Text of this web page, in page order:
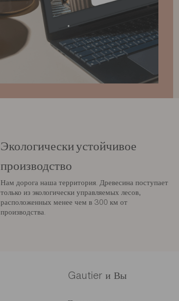
Экологически устойчивое
производство
Нам дорога наша территория. Древесина поступает
только из экологически управляемых лесов,
расположенных менее чем в 300 км от
производства.
Gautier и Вы